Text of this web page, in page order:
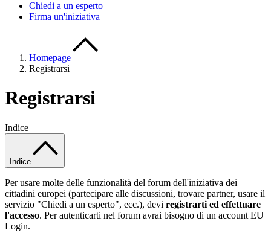
Chiedi a un esperto
Firma un'iniziativa
Homepage
Registrarsi
Registrarsi
Indice
Indice
Per usare molte delle funzionalità del forum dell'iniziativa dei
cittadini europei (partecipare alle discussioni, trovare partner, usare il
servizio "Chiedi a un esperto", ecc.), devi registrarti ed effettuare
l'accesso. Per autenticarti nel forum avrai bisogno di un account EU
Login.